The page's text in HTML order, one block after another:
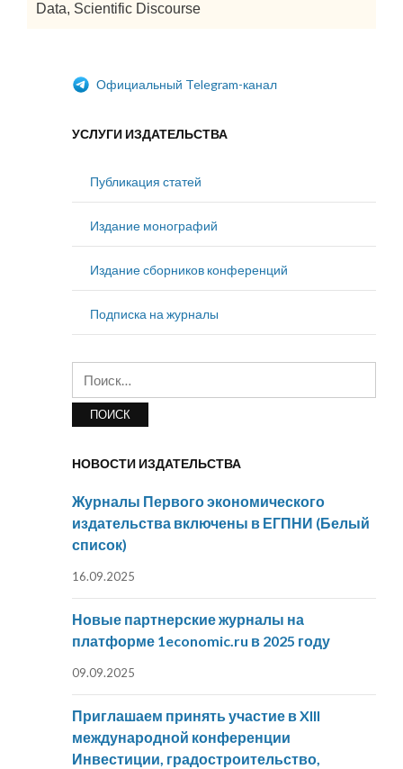
Data, Scientific Discourse
Официальный Telegram-канал
УСЛУГИ ИЗДАТЕЛЬСТВА
Публикация статей
Издание монографий
Издание сборников конференций
Подписка на журналы
НОВОСТИ ИЗДАТЕЛЬСТВА
Журналы Первого экономического
издательства включены в ЕГПНИ (Белый
список)
16.09.2025
Новые партнерские журналы на
платформе 1economic.ru в 2025 году
09.09.2025
Приглашаем принять участие в XIII
международной конференции
Инвестиции, градостроительство,